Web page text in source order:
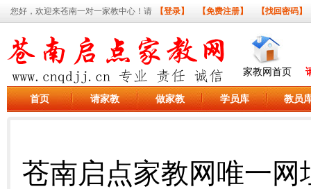
您好，欢迎来苍南一对一家教中心！请 【登录】 【免费注册】 【找回密码】
家教网首页
首页 请家教 做家教 学员库 教员
苍南启点家教网唯一网